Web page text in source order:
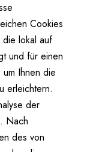
Cookies
lokal auf
und für einen
Ihnen die
erleichtern.
der
Nach
des von